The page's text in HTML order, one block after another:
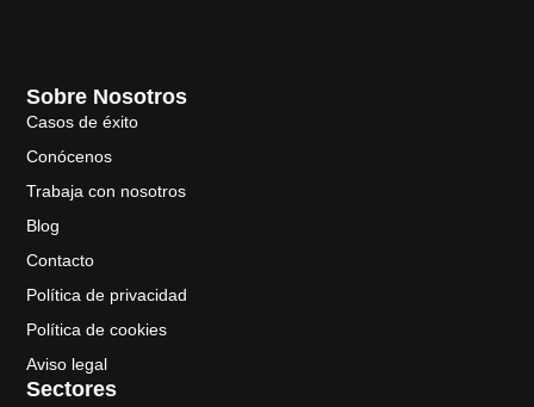
Sobre Nosotros
Casos de éxito
Conócenos
Trabaja con nosotros
Blog
Contacto
Política de privacidad
Política de cookies
Aviso legal
Sectores